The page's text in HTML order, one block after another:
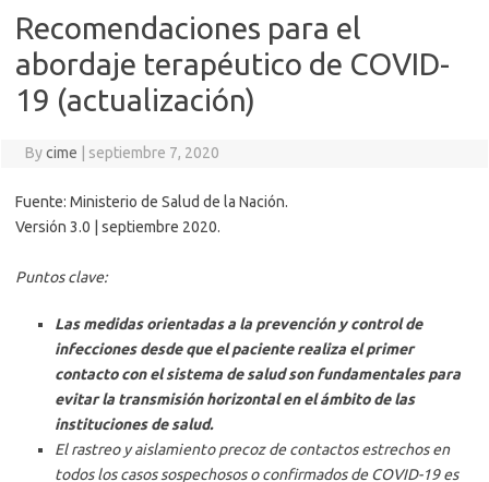
Recomendaciones para el
abordaje terapéutico de COVID-
19 (actualización)
Bycime septiembre 7, 2020
Fuente: Ministerio de Salud de la Nación.
Versión 3.0 | septiembre 2020.
Puntos clave:
Las medidas orientadas a la prevención y control de
infecciones desde que el paciente realiza el primer
contacto con el sistema de salud son fundamentales para
evitar la transmisión horizontal en el ámbito de las
instituciones de salud.
El rastreo y aislamiento precoz de contactos estrechos en
todos los casos sospechosos o confirmados de COVID-19 es